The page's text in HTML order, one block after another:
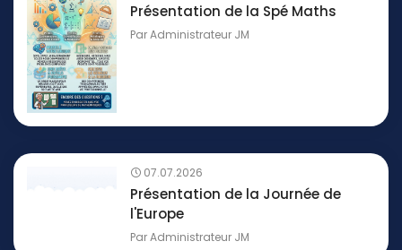
Présentation de la Spé Maths
ParAdministrateur JM
07.07.2026
Présentation de la Journée de
l'Europe
ParAdministrateur JM